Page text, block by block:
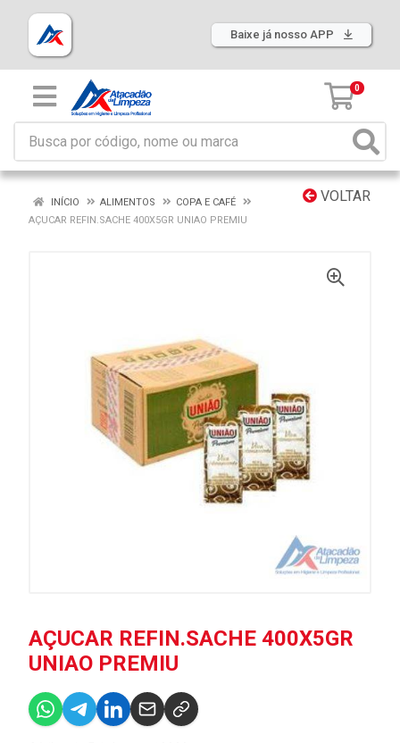
Baixe já nosso APP
0
VOLTAR
INÍCIO ALIMENTOS
COPA E CAFÉ
AÇUCAR REFIN.SACHE 400X5GR UNIAO PREMIU
AÇUCAR REFIN.SACHE 400X5GR
UNIAO PREMIU